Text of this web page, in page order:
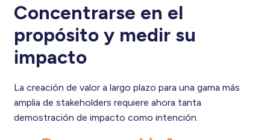
Concentrarse en el
propósito y medir su
impacto
La creación de valor a largo plazo para una gama más
amplia de stakeholders requiere ahora tanta
demostración de impacto como intención.